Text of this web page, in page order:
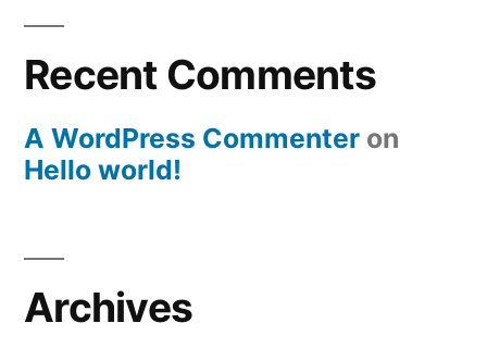
Recent Comments
A WordPress Commenter on
Hello world!
Archives